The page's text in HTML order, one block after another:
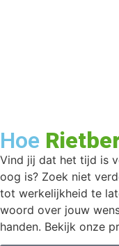
Hoe
Vind jij dat het tijd is
oog is? Zoek niet
tot werkelijkheid te
woord over jouw
handen. Bekijk onze